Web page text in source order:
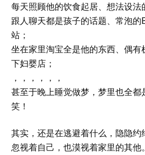
每天照顾他的饮食起居、想法设法
跟人聊天都是孩子的话题、常泡的
站；
坐在家里淘宝全是他的东西、偶有
下妇婴店；
，，，，，，
甚至于晚上睡觉做梦，梦里也全都
笑！
其实，还是在逃避着什么，隐隐约
忽视着自己，也漠视着家里的其他